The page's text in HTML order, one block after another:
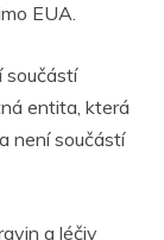
EUA.
součástí
entita, která
není součástí
a léčiv